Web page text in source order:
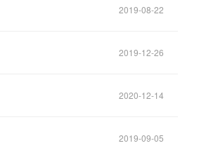
2019-08-22
2019-12-26
2020-12-14
2019-09-05